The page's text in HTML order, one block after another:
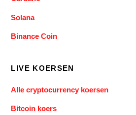
Solana
Binance Coin
LIVE KOERSEN
Alle cryptocurrency koersen
Bitcoin koers